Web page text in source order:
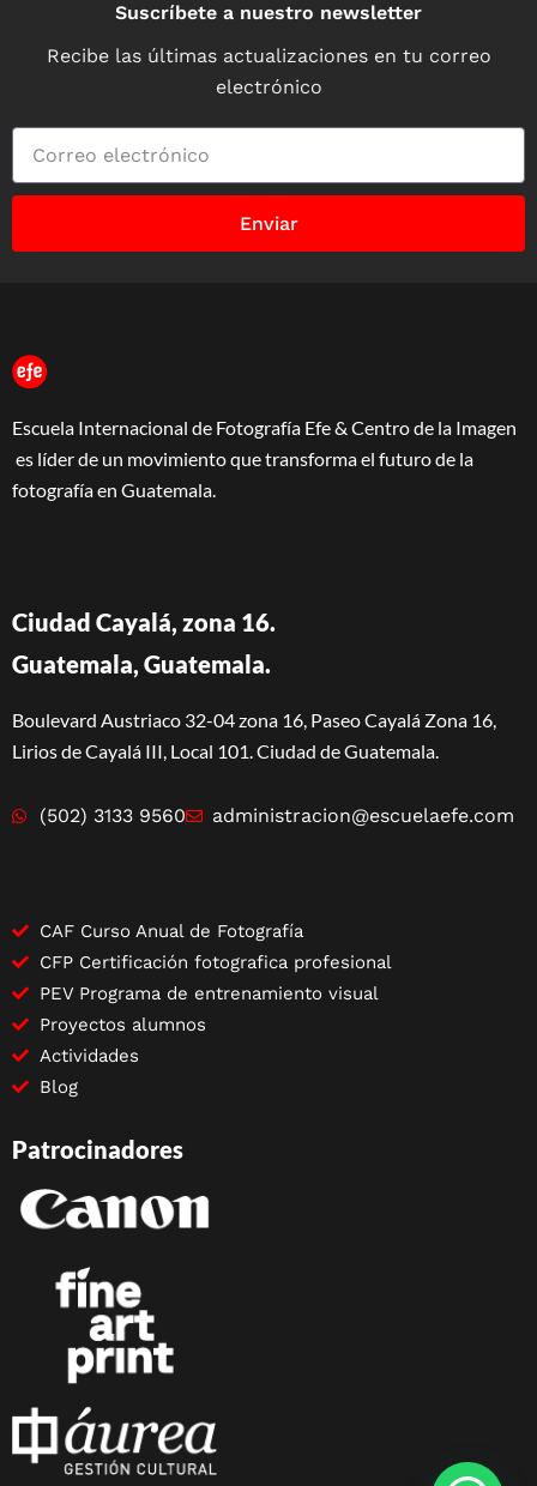
Suscríbete a nuestro newsletter
Recibe las últimas actualizaciones en tu correo
electrónico
Enviar
Escuela Internacional de Fotografía Efe & Centro de la Imagen
es líder de un movimiento que transforma el futuro de la
fotografía en Guatemala.
Ciudad Cayalá, zona 16.
Guatemala, Guatemala.
Boulevard Austriaco 32-04 zona 16, Paseo Cayalá Zona 16,
Lirios de Cayalá III, Local 101. Ciudad de Guatemala.
(502) 3133 9560 administracion@escuelaefe.com
CAF Curso Anual de Fotografía
CFP Certificación fotografica profesional
PEV Programa de entrenamiento visual
Proyectos alumnos
Actividades
Blog
Patrocinadores